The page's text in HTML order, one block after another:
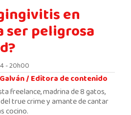
en
ser peligrosa
- 20h00
/Editora de contenido
freelance, madrina de 8 gatos,
true crime y amante de cantar
cocino.